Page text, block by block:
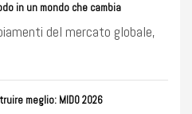
in un mondo che cambia
del mercato globale,
meglio: MIDO 2026